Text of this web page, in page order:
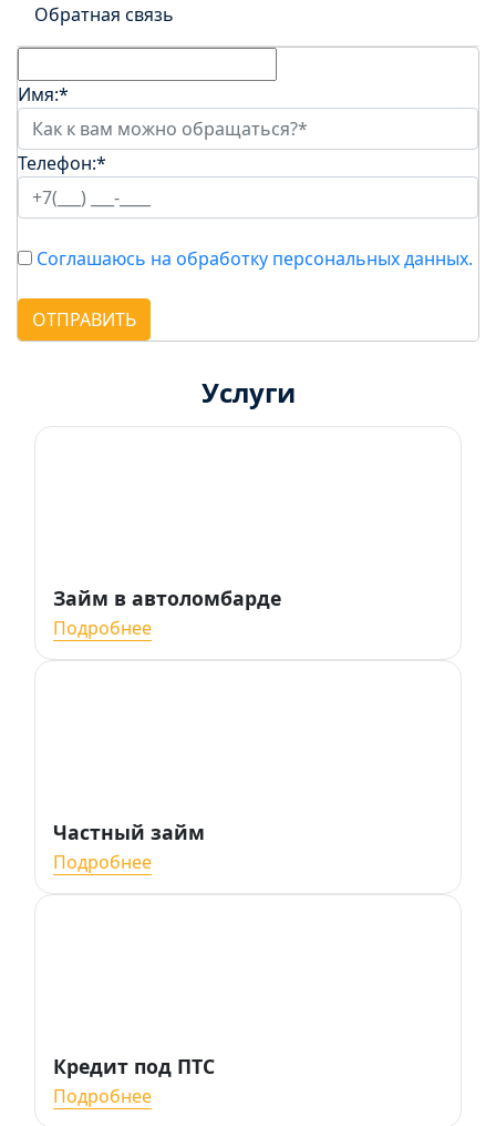
Обратная связь
Имя:*
Телефон:*
Соглашаюсь на обработку персональных данных.
ОТПРАВИТЬ
Услуги
Займ в автоломбарде
Подробнее
Частный займ
Подробнее
Кредит под ПТС
Подробнее